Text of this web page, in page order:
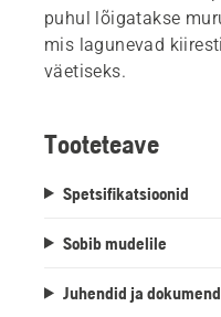
puhul lõigatakse
mis lagunevad
väetiseks.
Tooteteave
Spetsifikatsioonid
Sobib mudelile
Juhendid ja